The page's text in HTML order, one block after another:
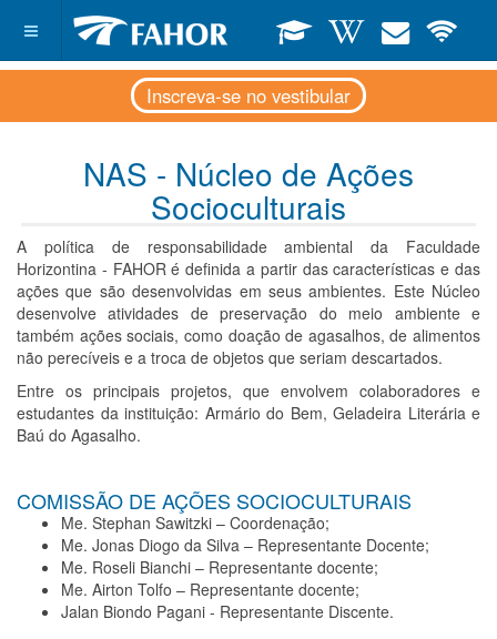
Inscreva-se no vestibular
NAS - Núcleo de Ações
Socioculturais
A política de responsabilidade ambiental da Faculdade
Horizontina - FAHOR é definida a partir das características e das
ações que são desenvolvidas em seus ambientes. Este Núcleo
desenvolve atividades de preservação do meio ambiente e
também ações sociais, como doação de agasalhos, de alimentos
não perecíveis e a troca de objetos que seriam descartados.
Entre os principais projetos, que envolvem colaboradores e
estudantes da instituição: Armário do Bem, Geladeira Literária e
Baú do Agasalho.
COMISSÃO DE AÇÕES SOCIOCULTURAIS
Me. Stephan Sawitzki – Coordenação;
Me. Jonas Diogo da Silva – Representante Docente;
Me. Roseli Bianchi – Representante docente;
Me. Airton Tolfo – Representante docente;
Jalan Biondo Pagani - Representante Discente.